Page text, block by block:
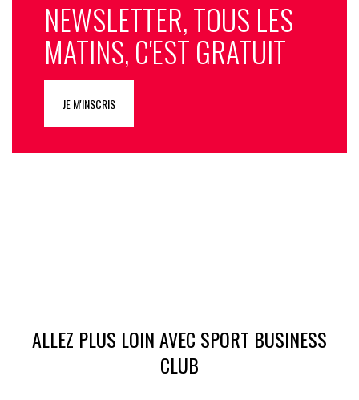
NEWSLETTER, TOUS LES
MATINS, C'EST GRATUIT
JE M'INSCRIS
ALLEZ PLUS LOIN AVEC SPORT BUSINESS
CLUB